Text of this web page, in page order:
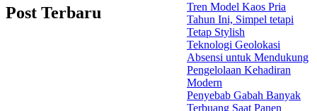
Post Terbaru
Tren Model Kaos Pria
Tahun Ini, Simpel tetapi
Tetap Stylish
Teknologi Geolokasi
Absensi untuk Mendukung
Pengelolaan Kehadiran
Modern
Penyebab Gabah Banyak
Terbuang Saat Panen